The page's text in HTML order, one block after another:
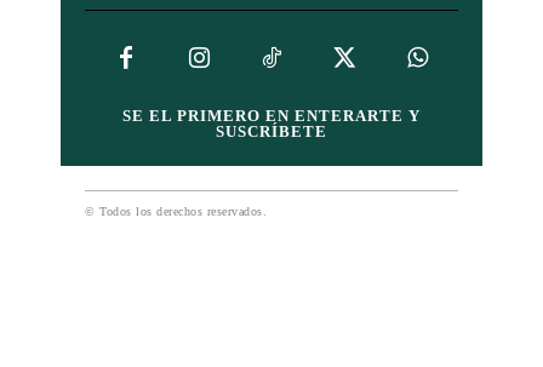
SE EL PRIMERO EN ENTERARTE Y
SUSCRÍBETE
© Todos los derechos reservados.